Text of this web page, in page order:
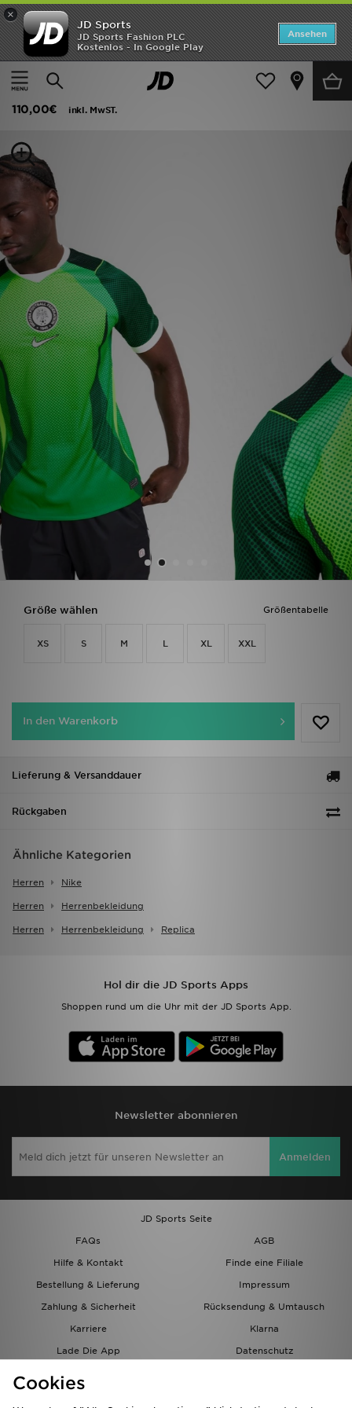
×
JD Sports
JD Sports Fashion PLC
Kostenlos - In Google Play
Ansehen
Startseite
Herren Herrenbekleidung Replica
Nike Nigeria 2026 Home Shirt
110,00€
inkl. MwST.
Größentabelle
Größe wählen
XS S M L XL XXL
In den Warenkorb
Lieferung & Versanddauer
Rückgaben
Ähnliche Kategorien
Herren Nike
Herren Herrenbekleidung
Herren Herrenbekleidung Replica
Hol dir die JD Sports Apps
Shoppen rund um die Uhr mit der JD Sports App.
Newsletter abonnieren
Anmelden
JD Sports Seite
FAQs
AGB
Hilfe & Kontakt
Finde eine Filiale
Bestellung & Lieferung
Impressum
Zahlung & Sicherheit
Rücksendung & Umtausch
Karriere
Klarna
Lade Die App
Datenschutz
Startseite
ANGEBOTE
Herren
Damen
Kinder
Bestsellers
JD Exklusives
Fußball
Sport
Lade Die APP
Geschenkkarte
Filialfinder
Bestellverfolgung
Hilfe & Kontakt
Cookies